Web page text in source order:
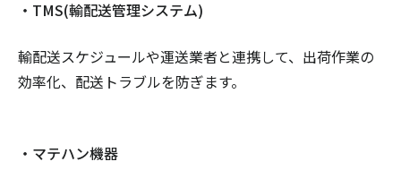
・TMS(輸配送管理システム)
輸配送スケジュールや運送業者と連携して、出荷作業の
効率化、配送トラブルを防ぎます。
・マテハン機器